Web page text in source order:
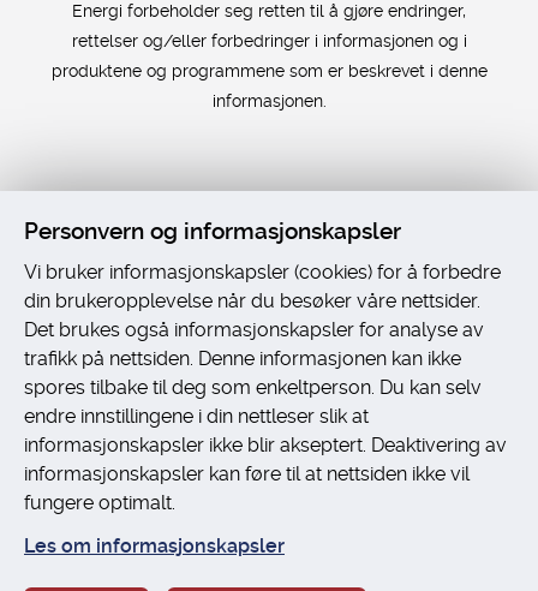
Personvern og informasjonskapsler
Vi bruker informasjonskapsler (cookies) for å forbedre
din brukeropplevelse når du besøker våre nettsider.
Det brukes også informasjonskapsler for analyse av
trafikk på nettsiden. Denne informasjonen kan ikke
spores tilbake til deg som enkeltperson. Du kan selv
endre innstillingene i din nettleser slik at
informasjonskapsler ikke blir akseptert. Deaktivering av
informasjonskapsler kan føre til at nettsiden ikke vil
fungere optimalt.
Les om informasjonskapsler
Energi forbeholder seg retten til å gjøre endringer,
rettelser og/eller forbedringer i informasjonen og i
produktene og programmene som er beskrevet i denne
informasjonen.
Universelt utformet nettside fra Digitalt Byrå